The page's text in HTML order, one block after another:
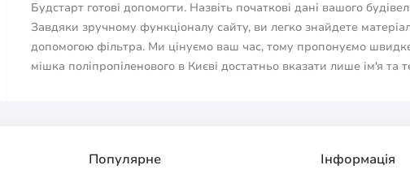
Будстарт готові допомогти. Назвіть початкові дані вашого
Завдяки зручному функціоналу сайту, ви легко знайдете
допомогою фільтра. Ми цінуємо ваш час, тому пропонуємо
мішка поліпропіленового в Києві достатньо вказати лише ім'я та
Популярне Інформація